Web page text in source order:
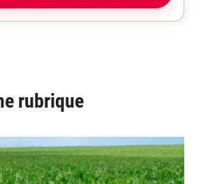
rubrique